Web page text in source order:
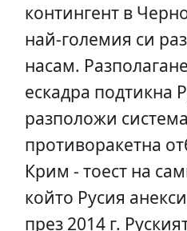
контингент в
най-големия си
насам.
ескадра подтикна
разположи
противоракетна
Крим - тоест на
който Русия
през 2014 г.